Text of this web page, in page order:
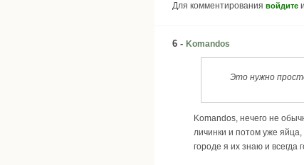
Для комментирования войдите
6 - Komandos
Это нужно
Komandos, нечего не
личинки и потом уже
городе я их знаю и всегда